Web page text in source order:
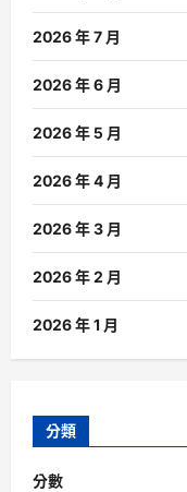
2026 年 7 月
2026 年 6 月
2026 年 5 月
2026 年 4 月
2026 年 3 月
2026 年 2 月
2026 年 1 月
分類
分數